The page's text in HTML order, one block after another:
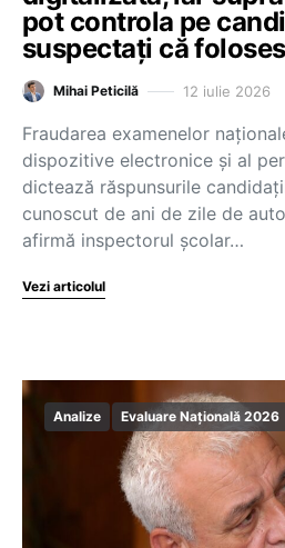
pot controla pe
suspectați că
Mihai Peticilă 12 iulie 2026
Fraudarea examenelor
dispozitive electronice și al
dictează răspunsurile
cunoscut de ani de zile de
afirmă inspectorul școlar…
Vezi articolul
Analize Evaluare Națională 2026